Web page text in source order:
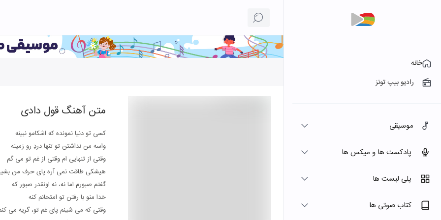
خانه
رادیو بیپ تونز
موسیقی
پادکست ها و میکس ها
پلی لیست ها
کتاب صوتی ها
متن آهنگقول دادی
کسی تو دنیا نمونده که اشکامو نبینه
واسه من نداشتن تو تنها دردِ رو زمینه
وقتی از تنهایی ام وقتی از غم تو می گم
هیشکی طاقت نمی آره پای حرف من
گفتم صبورم اما نه، نه اونقدر صبور که
خدا منو با رفتن تو امتحانم کنه
وقتی که می شینم پای غم تو، گریه می